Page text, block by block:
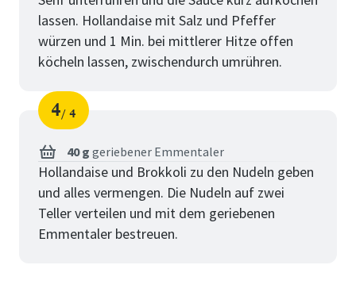
lassen. Hollandaise mit Salz und Pfeffer
würzen und 1 Min. bei mittlerer Hitze offen
köcheln lassen, zwischendurch umrühren.
Schritt
4
von
4
40 g geriebener Emmentaler
Hollandaise und Brokkoli zu den Nudeln geben
und alles vermengen. Die Nudeln auf zwei
Teller verteilen und mit dem geriebenen
Emmentaler bestreuen.